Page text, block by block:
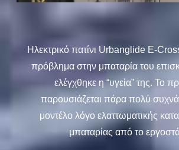
Ηλεκτρικό πατίνι Urbanglide E-
πρόβλημα στην μπαταρία του
ελέγχθηκε η “υγεία” της. Το
παρουσιάζεται πάρα πολύ
μοντέλο λόγο ελαττωματικής
μπαταρίας από το